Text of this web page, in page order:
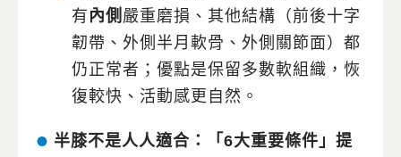
有 內側 嚴重磨損、其他結構（前後十字
韌帶、外側半月軟骨、外側關節面）都
仍正常者；優點是保留多數軟組織，恢
復較快、活動感更自然。
半膝不是人人適合：「6大重要條件」提